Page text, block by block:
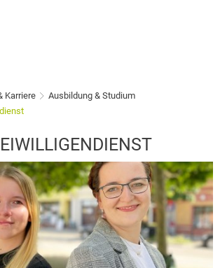
Karriere
Ausbildung & Studium